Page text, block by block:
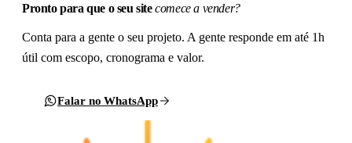
Pronto para que o seu sitecomece a vender?
Conta para a gente o seu projeto. A gente responde em até 1h
útil com escopo, cronograma e valor.
Falar no WhatsApp